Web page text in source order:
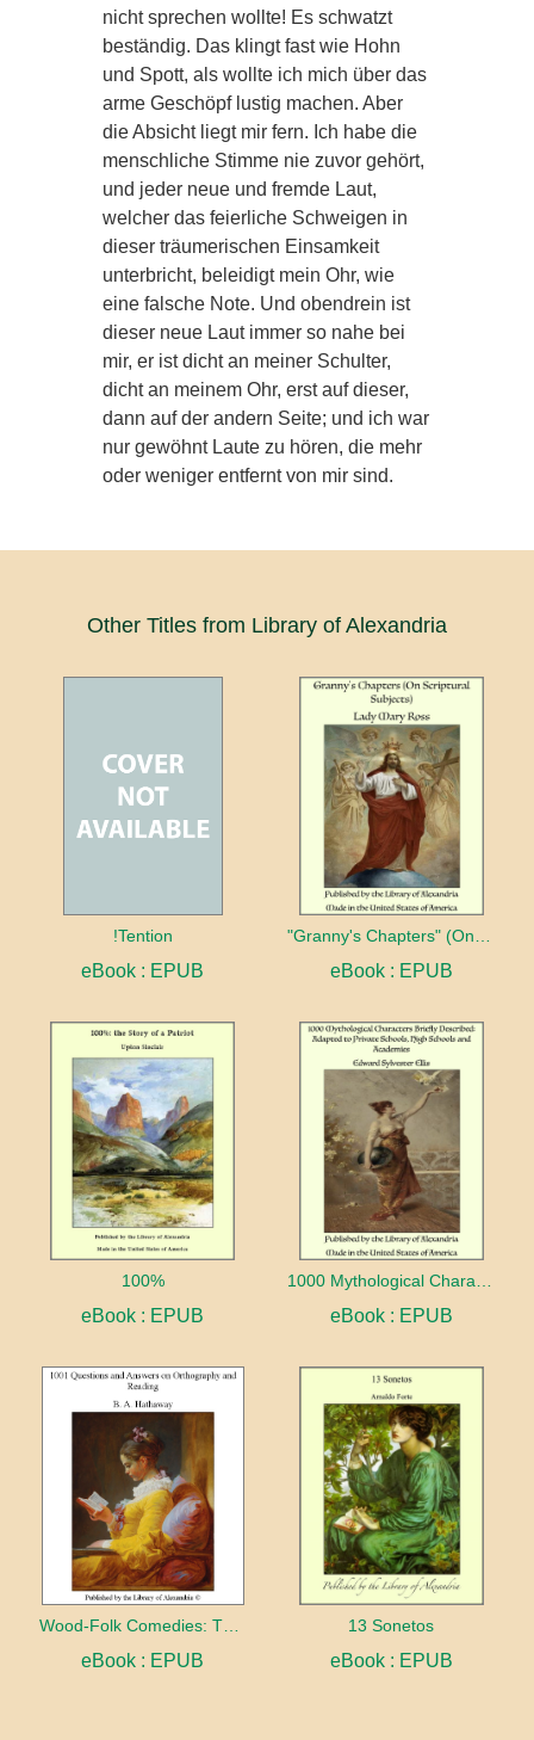
nicht sprechen wollte! Es schwatzt
beständig. Das klingt fast wie Hohn
und Spott, als wollte ich mich über das
arme Geschöpf lustig machen. Aber
die Absicht liegt mir fern. Ich habe die
menschliche Stimme nie zuvor gehört,
und jeder neue und fremde Laut,
welcher das feierliche Schweigen in
dieser träumerischen Einsamkeit
unterbricht, beleidigt mein Ohr, wie
eine falsche Note. Und obendrein ist
dieser neue Laut immer so nahe bei
mir, er ist dicht an meiner Schulter,
dicht an meinem Ohr, erst auf dieser,
dann auf der andern Seite; und ich war
nur gewöhnt Laute zu hören, die mehr
oder weniger entfernt von mir sind.
Other Titles from Library of Alexandria
!Tention
eBook : EPUB eBook : EPUB
100%
eBook : EPUB eBook : EPUB
Wood-Folk Comedies: The Play of Wild-animal Life on a Natural Stage
eBook : EPUB
13 Sonetos
eBook : EPUB